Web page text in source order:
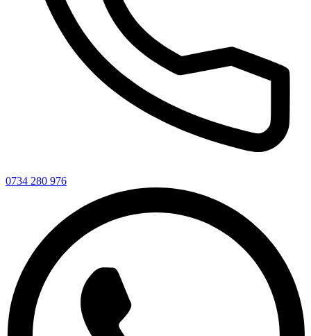
0734 280 976